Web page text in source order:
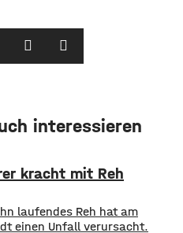
interessieren
kracht mit Reh
laufendes Reh hat am
einen Unfall verursacht.